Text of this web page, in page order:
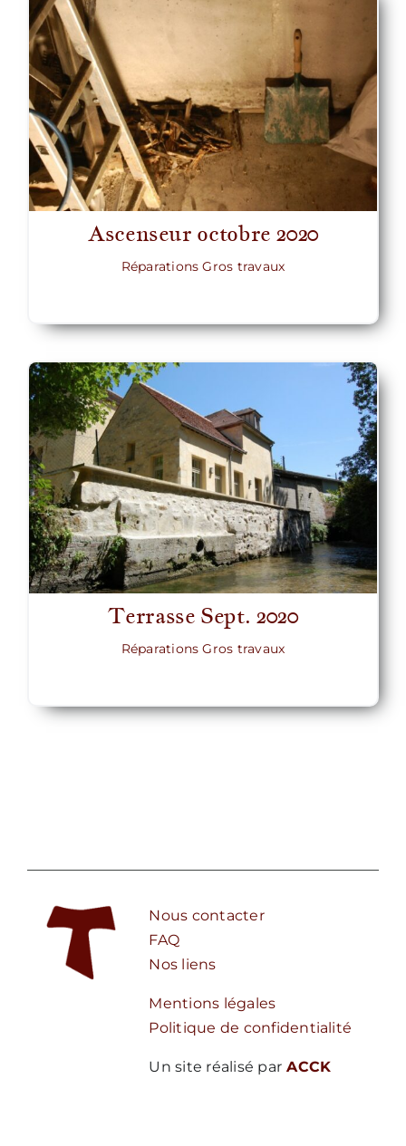
Ascenseur octobre 2020
Réparations Gros travaux
Terrasse Sept. 2020
Réparations Gros travaux
Nous contacter
FAQ
Nos liens
Mentions légales
Politique de confidentialité
Un site réalisé par ACCK